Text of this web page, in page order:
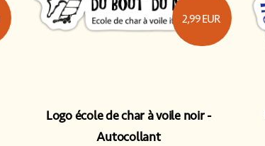
Logo école de char à voile noir
Autocollant
2,99EUR